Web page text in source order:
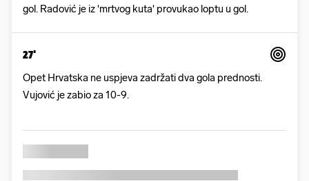
gol. Radović je iz 'mrtvog kuta' provukao loptu u gol.
27'
Opet Hrvatska ne uspjeva zadržati dva gola prednosti.
Vujović je zabio za 10-9.